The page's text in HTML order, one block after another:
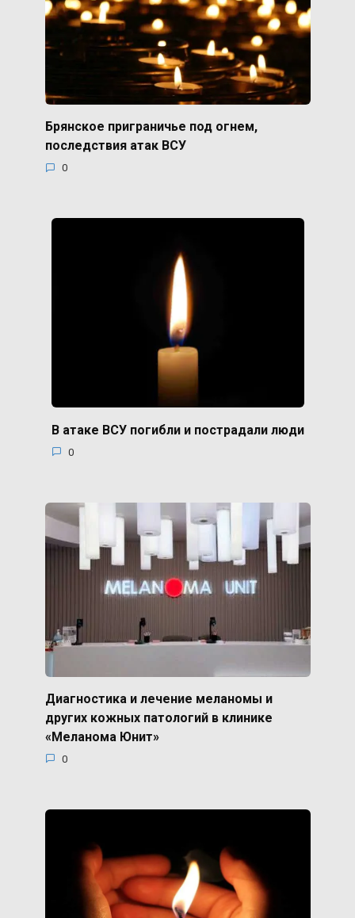
Брянское приграничье под огнем,
последствия атак ВСУ
0
В атаке ВСУ погибли и пострадали люди
0
Диагностика и лечение меланомы и
других кожных патологий в клинике
«Меланома Юнит»
0